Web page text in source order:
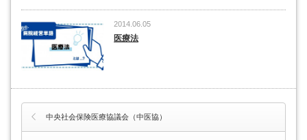
2014.06.05
医療法
中央社会保険医療協議会（中医協）